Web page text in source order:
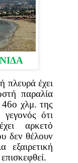
πλευρά έχει
παραλία
χλμ. της
ότι
αρκετό
δεν θέλουν